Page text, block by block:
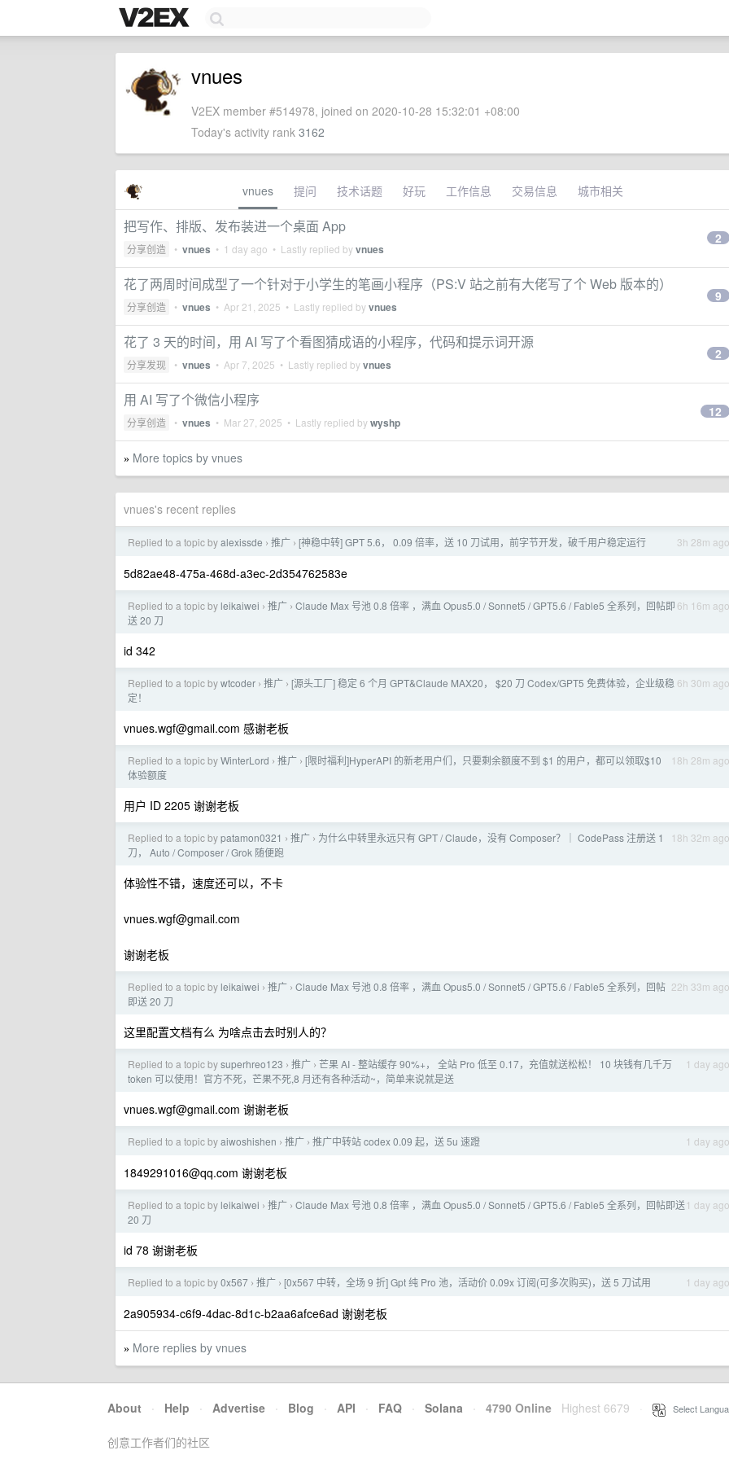
vnues
V2EX member #514978, joined on 2020-10-28 15:32:01 +08:00
Today's activity rank 3162
vnues 提问 技术话题 好玩 工作信息 交易信息 城市相关
把写作、排版、发布装进一个桌面 App
分享创造 • vnues • 1 day ago • Lastly replied byvnues
2
花了两周时间成型了一个针对于小学生的笔画小程序（PS:V 站之前有大佬写了个 Web 版本的）
分享创造 • vnues • Apr 21, 2025 • Lastly replied byvnues
9
花了 3 天的时间，用 AI 写了个看图猜成语的小程序，代码和提示词开源
分享发现 • vnues • Apr 7, 2025 • Lastly replied byvnues
2
用 AI 写了个微信小程序
分享创造 • vnues • Mar 27, 2025 • Lastly replied bywyshp
12
» More topics by vnues
vnues's recent replies
3h 28m ago
Replied to a topic byalexissde › 推广 › [神稳中转] GPT 5.6， 0.09 倍率，送 10 刀试用，前字节开发，破千用户稳定运行
5d82ae48-475a-468d-a3ec-2d354762583e
6h 16m ago
Replied to a topic by leikaiwei › 推广 › Claude Max 号池 0.8 倍率 ，满血 Opus5.0 / Sonnet5 / GPT5.6 / Fable5 全系列，回帖即
送 20 刀
id 342
6h 30m ago
Replied to a topic bywtcoder › 推广 › [源头工厂] 稳定 6 个月 GPT&Claude MAX20， $20 刀 Codex/GPT5 免费体验，企业级稳
定！
vnues.wgf@gmail.com 感谢老板
18h 28m ago
Replied to a topic byWinterLord › 推广 › [限时福利]HyperAPI 的新老用户们，只要剩余额度不到 $1 的用户，都可以领取$10
体验额度
用户 ID 2205 谢谢老板
18h 32m ago
Replied to a topic bypatamon0321 › 推广 › 为什么中转里永远只有 GPT / Claude，没有 Composer？｜ CodePass 注册送 1
刀， Auto / Composer / Grok 随便跑
体验性不错，速度还可以，不卡
vnues.wgf@gmail.com
谢谢老板
22h 33m ago
Replied to a topic by leikaiwei › 推广 › Claude Max 号池 0.8 倍率 ，满血 Opus5.0 / Sonnet5 / GPT5.6 / Fable5 全系列，回帖
即送 20 刀
这里配置文档有么 为啥点击去时别人的？
1 day ago
Replied to a topic bysuperhreo123 › 推广 › 芒果 AI - 整站缓存 90%+， 全站 Pro 低至 0.17，充值就送松松！ 10 块钱有几千万
token 可以使用！官方不死，芒果不死,8 月还有各种活动~，简单来说就是送
vnues.wgf@gmail.com 谢谢老板
1 day ago
Replied to a topic byaiwoshishen › 推广 › 推广中转站 codex 0.09 起，送 5u 速蹬
1849291016@qq.com 谢谢老板
1 day ago
Replied to a topic by leikaiwei › 推广 › Claude Max 号池 0.8 倍率 ，满血 Opus5.0 / Sonnet5 / GPT5.6 / Fable5 全系列，回帖即送
20 刀
id 78 谢谢老板
1 day ago
Replied to a topic by0x567 › 推广 › [0x567 中转，全场 9 折] Gpt 纯 Pro 池，活动价 0.09x 订阅(可多次购买)，送 5 刀试用
2a905934-c6f9-4dac-8d1c-b2aa6afce6ad 谢谢老板
» More replies by vnues
About · Help · Advertise · Blog · API · FAQ · Solana · 4790 Online Highest 6679 Select
创意工作者们的社区